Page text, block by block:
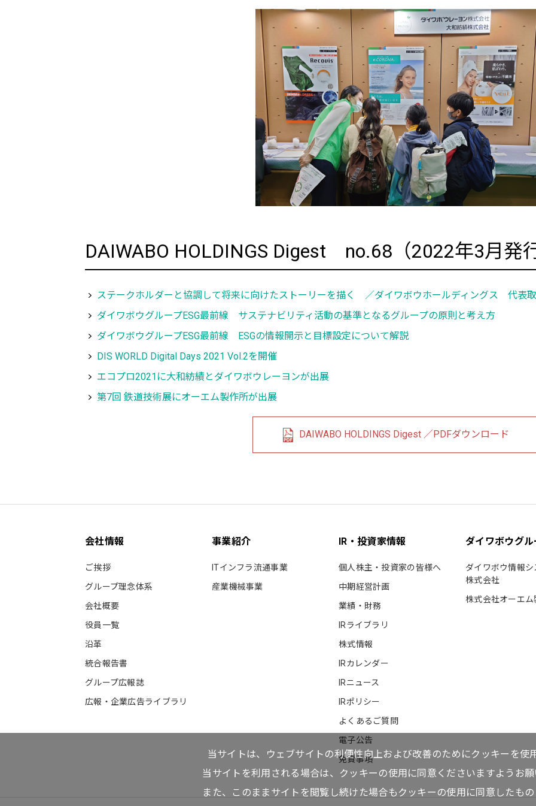
DAIWABO HOLDINGS Digest no.68（2022年3月発
ステークホルダーと協調して将来に向けたストーリーを描く ／ダイワボウホールディングス 代表
ダイワボウグループESG最前線 サステナビリティ活動の基準となるグループの原則と考え方
ダイワボウグループESG最前線 ESGの情報開示と目標設定について解説
DIS WORLD Digital Days 2021 Vol.2を開催
エコプロ2021に大和紡績とダイワボウレーヨンが出展
第7回 鉄道技術展にオーエム製作所が出展
DAIWABO HOLDINGS Digest ／PDFダウンロード
当サイトは、ウェブサイトの利便性向上および改善のためにクッキーを使
当サイトを利用される場合は、クッキーの使用に同意くださいますようお
また、このままサイトを閲覧し続けた場合もクッキーの使用に同意したも
会社情報
ご挨拶
グループ理念体系
会社概要
役員一覧
沿革
統合報告書
グループ広報誌
広報・企業広告ライブラリ
事業紹介
ITインフラ流通事業
産業機械事業
IR・投資家情報
個人株主・投資家の皆様へ
中期経営計画
業績・財務
IRライブラリ
株式情報
IRカレンダー
IRニュース
IRポリシー
よくあるご質問
電子公告
免責事項
ダイワボウグル
ダイワボウ情報シ
株式会社
株式会社オーエム